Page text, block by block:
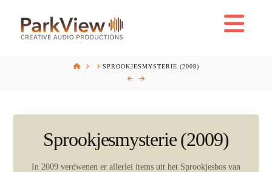
HOME SPROOKJESMYSTERIE (2009)
Sprookjesmysterie (2009)
In 2009 verdwenen er allerlei items uit het Sprookjesbos van